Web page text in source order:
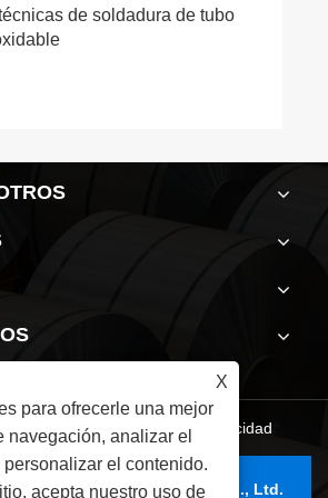
de soldadura de tubo
XML política de privacidad
Wuxi Jianbanghaoda Steel Co., Ltd.
X
para ofrecerle una mejor
navegación, analizar el
el contenido.
acepta nuestro uso de